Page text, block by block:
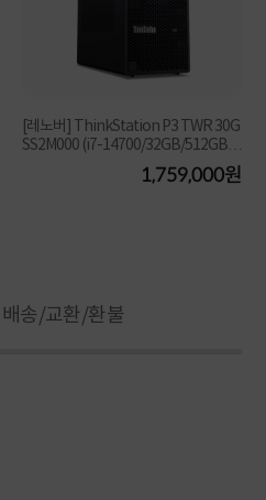
[레노버] ThinkStation P3 TWR 30G
SS2M000 (i7-14700/32GB/512GB/F
1,759,000원
배송/교환/환불